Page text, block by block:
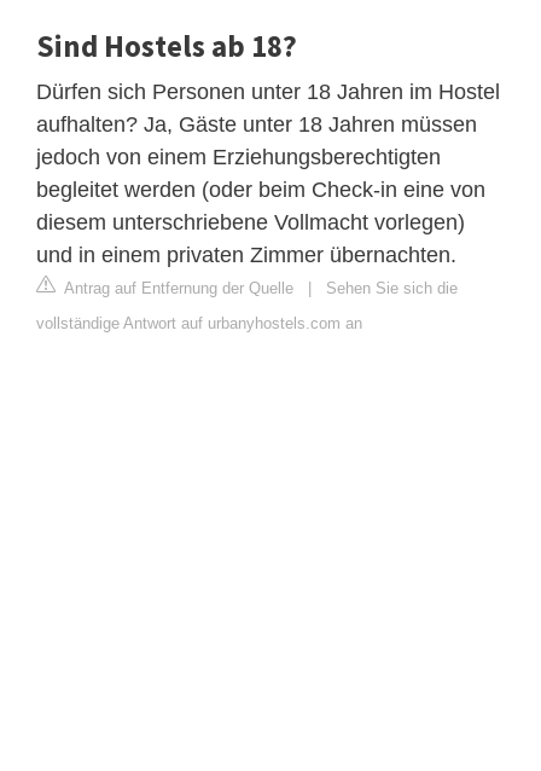
Sind Hostels ab 18?
Dürfen sich Personen unter 18 Jahren im Hostel
aufhalten? Ja, Gäste unter 18 Jahren müssen
jedoch von einem Erziehungsberechtigten
begleitet werden (oder beim Check-in eine von
diesem unterschriebene Vollmacht vorlegen)
und in einem privaten Zimmer übernachten.
Antrag auf Entfernung der Quelle | Sehen Sie sich die
vollständige Antwort auf urbanyhostels.com an